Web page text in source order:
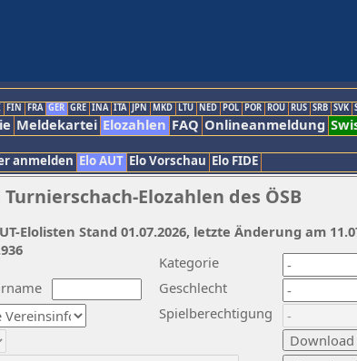
FIN FRA GER GRE INA ITA JPN MKD LTU NED POL POR ROU RUS SRB SVK
Meldekartei Elozahlen FAQ Onlineanmeldung
anmelden Elo AUT Elo Vorschau Elo FIDE
Elozahlen des ÖSB
Kategorie
Geschlecht
Spielberechtigung
Elolisten Stand 01.07.2026, letzte Änderung am